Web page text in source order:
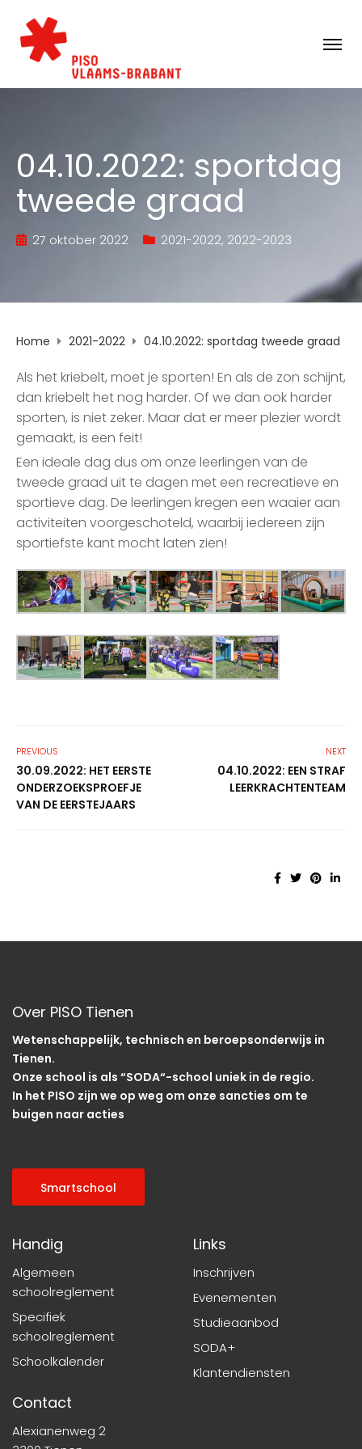
04.10.2022: sportdag
tweede graad
27 oktober 2022 2021-2022, 2022-2023
Home 2021-2022 04.10.2022: sportdag tweede graad
Als het kriebelt, moet je sporten! En als de zon schijnt,
dan kriebelt het nog harder. Of we dan ook harder
sporten, is niet zeker. Maar dat er meer plezier wordt
gemaakt, is een feit!
Een ideale dag dus om onze leerlingen van de
tweede graad uit te dagen met een recreatieve en
sportieve dag. De leerlingen kregen een waaier aan
activiteiten voorgeschoteld, waarbij iedereen zijn
sportiefste kant mocht laten zien!
PREVIOUS
30.09.2022: HET EERSTE
ONDERZOEKSPROEFJE
VAN DE EERSTEJAARS
NEXT
04.10.2022: EEN STRAF
LEERKRACHTENTEAM
Over PISO Tienen
Wetenschappelijk, technisch en beroepsonderwijs in
Tienen.
Onze school is als “SODA“-school uniek in de regio.
In het PISO zijn we op weg om onze sancties om te
buigen naar acties
Smartschool
Handig
Algemeen
schoolreglement
Specifiek
schoolreglement
Schoolkalender
Links
Inschrijven
Evenementen
Studieaanbod
SODA+
Klantendiensten
Contact
Alexianenweg 2